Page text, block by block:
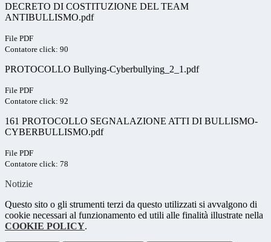
DECRETO DI COSTITUZIONE DEL TEAM
ANTIBULLISMO.pdf
File PDF
Contatore click: 90
PROTOCOLLO Bullying-Cyberbullying_2_1.pdf
File PDF
Contatore click: 92
161 PROTOCOLLO SEGNALAZIONE ATTI DI BULLISMO-
CYBERBULLISMO.pdf
File PDF
Contatore click: 78
Notizie
Questo sito o gli strumenti terzi da questo utilizzati si avvalgono di
cookie necessari al funzionamento ed utili alle finalità illustrate nella
COOKIE POLICY.